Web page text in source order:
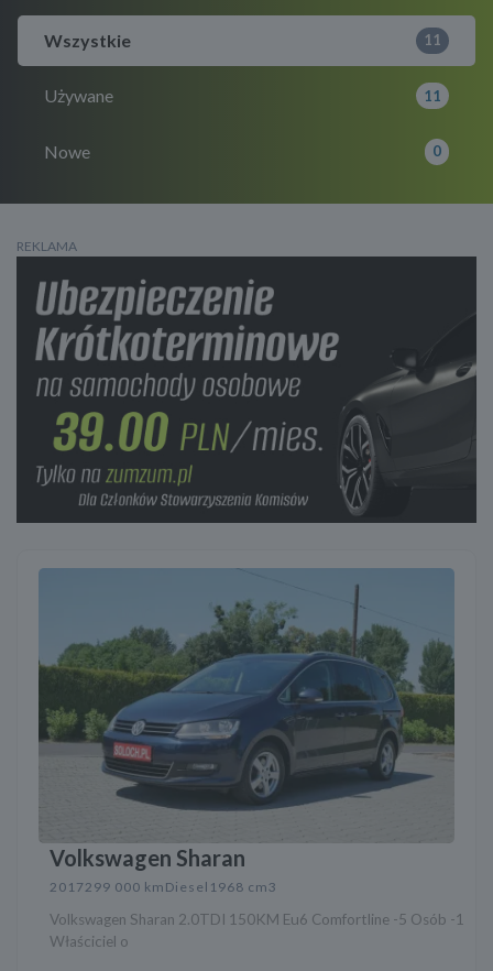
Wszystkie 11
Używane 11
Nowe 0
REKLAMA
Volkswagen Sharan
2017299 000 km Diesel 1968 cm3
Volkswagen Sharan 2.0TDI 150KM Eu6 Comfortline -5 Osób -1
Właściciel o